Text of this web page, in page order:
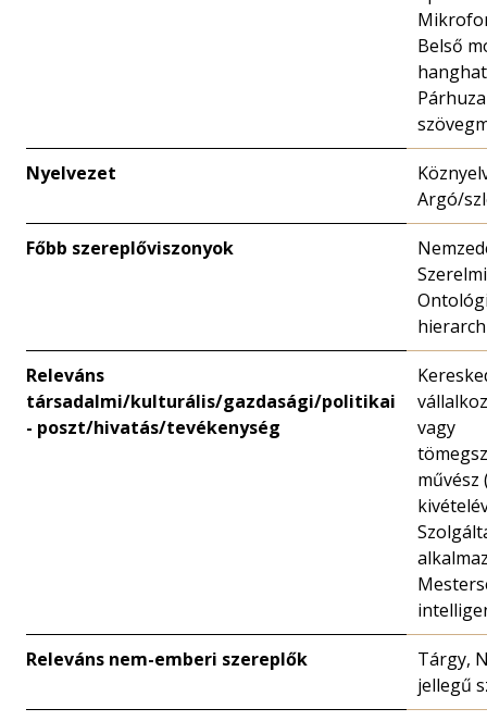
Belső
Nyelvezet
Argó/
Főbb szereplőviszonyok
Releváns
társadalmi/kulturális/gazdasági/politikai
- poszt/hivatás/tevékenység
vagy
művész
Releváns nem-emberi szereplők
Tárgy,
jellegű